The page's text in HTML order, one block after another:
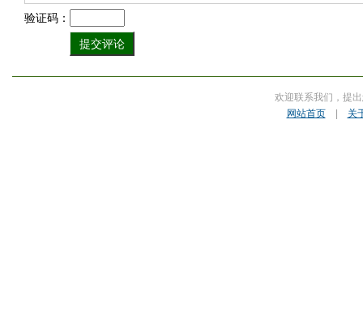
验证码：
欢迎联系我们，提
网站首页| 关